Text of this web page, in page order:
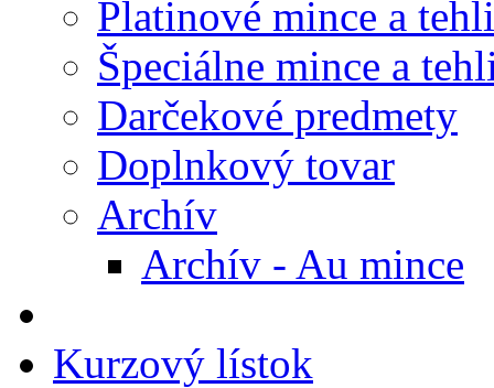
Platinové mince a
Špeciálne mince a
Darčekové predmety
Doplnkový tovar
Archív
Archív - Au mince
Kurzový lístok